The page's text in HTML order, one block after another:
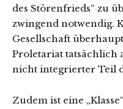
des Störenfrieds“ zu
zwingend notwendig.
Gesellschaft
Proletariat tatsächlich
nicht integrierter Teil
Zudem ist eine